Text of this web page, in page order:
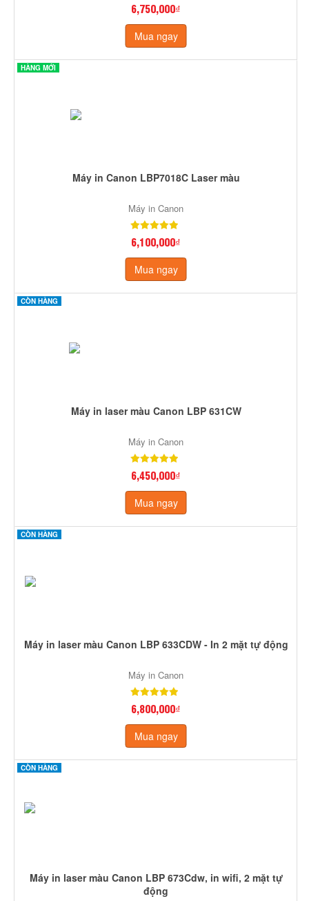
6,750,000₫
Mua ngay
HÀNG MỚI
Máy in Canon LBP7018C Laser màu
Máy in Canon
6,100,000₫
Mua ngay
CÒN HÀNG
Máy in laser màu Canon LBP 631CW
Máy in Canon
6,450,000₫
Mua ngay
CÒN HÀNG
Máy in laser màu Canon LBP 633CDW - In 2 mặt tự động
Máy in Canon
6,800,000₫
Mua ngay
CÒN HÀNG
Máy in laser màu Canon LBP 673Cdw, in wifi, 2 mặt tự
động